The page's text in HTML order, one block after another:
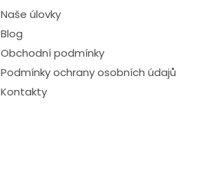
Naše úlovky
Blog
Obchodní podmínky
Podmínky ochrany osobních údajů
Kontakty